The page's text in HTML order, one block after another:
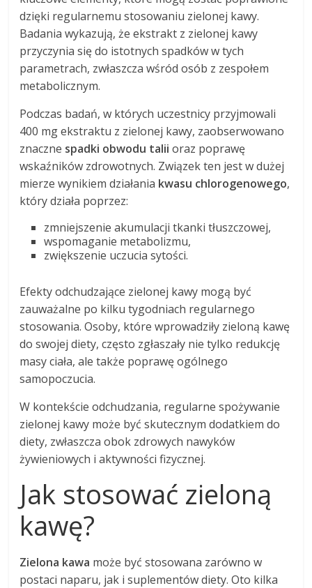
dzięki regularnemu stosowaniu zielonej kawy.
Badania wykazują, że ekstrakt z zielonej kawy
przyczynia się do istotnych spadków w tych
parametrach, zwłaszcza wśród osób z zespołem
metabolicznym.
Podczas badań, w których uczestnicy przyjmowali
400 mg ekstraktu z zielonej kawy, zaobserwowano
znaczne spadki obwodu talii oraz poprawę
wskaźników zdrowotnych. Związek ten jest w dużej
mierze wynikiem działania kwasu chlorogenowego,
który działa poprzez:
zmniejszenie akumulacji tkanki tłuszczowej,
wspomaganie metabolizmu,
zwiększenie uczucia sytości.
Efekty odchudzające zielonej kawy mogą być
zauważalne po kilku tygodniach regularnego
stosowania. Osoby, które wprowadziły zieloną kawę
do swojej diety, często zgłaszały nie tylko redukcję
masy ciała, ale także poprawę ogólnego
samopoczucia.
W kontekście odchudzania, regularne spożywanie
zielonej kawy może być skutecznym dodatkiem do
diety, zwłaszcza obok zdrowych nawyków
żywieniowych i aktywności fizycznej.
Jak stosować zieloną
kawę?
Zielona kawa może być stosowana zarówno w
postaci naparu, jak i suplementów diety. Oto kilka